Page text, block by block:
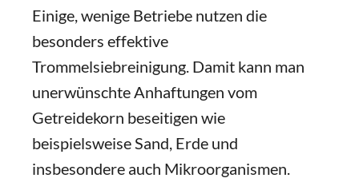
Einige, wenige Betriebe nutzen die
besonders effektive
Trommelsiebreinigung. Damit kann man
unerwünschte Anhaftungen vom
Getreidekorn beseitigen wie
beispielsweise Sand, Erde und
insbesondere auch Mikroorganismen.